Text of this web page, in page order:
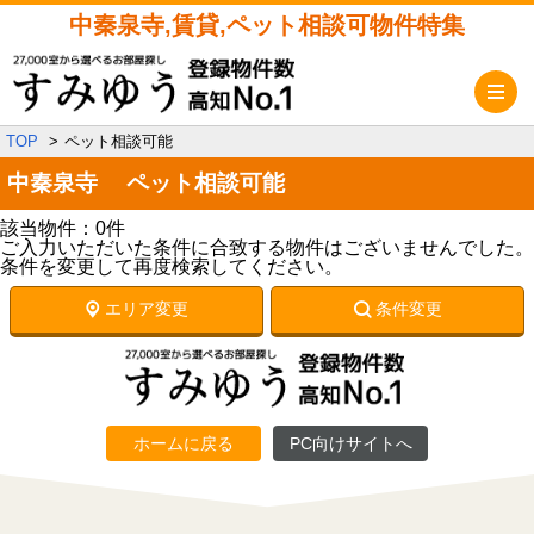
中秦泉寺,賃貸,ペット相談可物件特集
TOP ペット相談可能
中秦泉寺 ペット相談可能
該当物件：0件
ご入力いただいた条件に合致する物件はございませんでした。
条件を変更して再度検索してください。
エリア変更 条件変更
ホームに戻る PC向けサイトへ